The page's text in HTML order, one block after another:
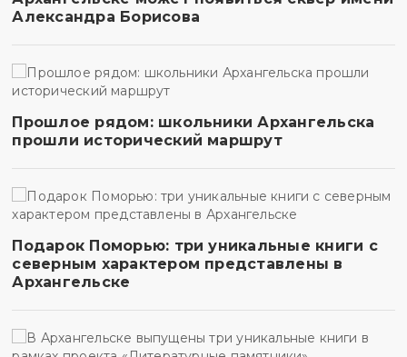
Александра Борисова
Прошлое рядом: школьники Архангельска
прошли исторический маршрут
Подарок Поморью: три уникальные книги с
северным характером представлены в
Архангельске